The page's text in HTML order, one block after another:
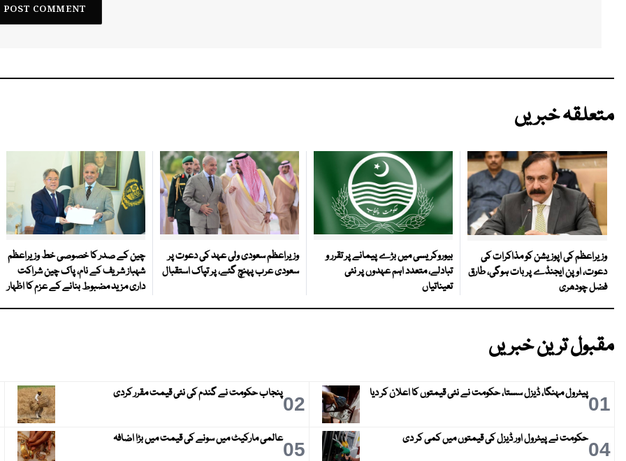
متعلقہ خبریں
وزیراعظم کی اپوزیشن کو مذاکرات کی
دعوت، اوپن ایجنڈے پر بات ہوگی، طارق
فضل چودھری
بیوروکریسی میں بڑے پیمانے پر تقرر و
تبادلے، متعدد اہم عہدوں پر نئی
تعیناتیاں
وزیراعظم سعودی ولی عہد کی دعوت پر
سعودی عرب پہنچ گئے، پر تپاک استقبال
چین کے صدر کا خصوصی خط وزیراعظم
شہباز شریف کے نام، پاک چین شراکت
داری مزید مضبوط بنانے کے عزم کا اظہار
مقبول ترین خبریں
01پیٹرول مہنگا، ڈیزل سستا، حکومت نے نئی قیمتوں کا اعلان کر دیا 02پنجاب حکومت نے گندم کی نئی قیمت مقرر کردی
04حکومت نے پیٹرول اور ڈیزل کی قیمتوں میں کمی کر دی 05عالمی مارکیٹ میں سونے کی قیمت میں بڑا اضافہ